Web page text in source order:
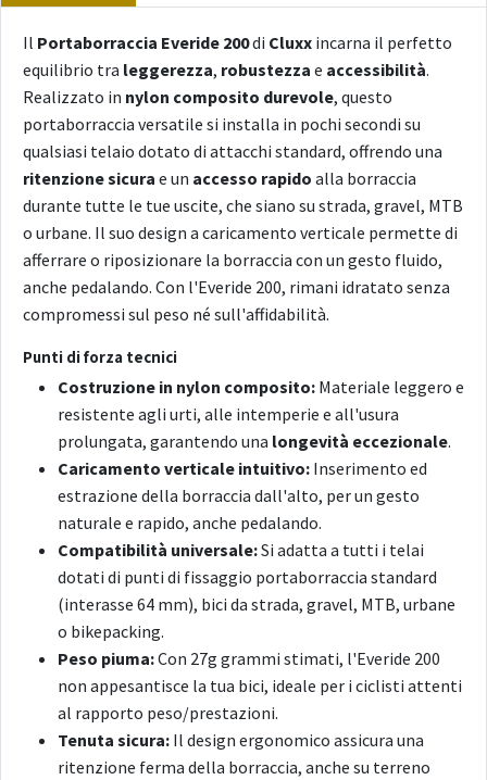
Il Portaborraccia Everide 200di Cluxx incarna il perfetto
equilibrio tra leggerezza, robustezza e accessibilità.
Realizzato in nylon composito durevole, questo
portaborraccia versatile si installa in pochi secondi su
qualsiasi telaio dotato di attacchi standard, offrendo una
ritenzione sicura e un accesso rapido alla borraccia
durante tutte le tue uscite, che siano su strada, gravel, MTB
o urbane. Il suo design a caricamento verticale permette di
afferrare o riposizionare la borraccia con un gesto fluido,
anche pedalando. Con l'Everide 200, rimani idratato senza
compromessi sul peso né sull'affidabilità.
Punti di forza tecnici
Costruzione in nylon composito: Materiale leggero e
resistente agli urti, alle intemperie e all'usura
prolungata, garantendo una longevità eccezionale.
Caricamento verticale intuitivo: Inserimento ed
estrazione della borraccia dall'alto, per un gesto
naturale e rapido, anche pedalando.
Compatibilità universale:Si adatta a tutti i telai
dotati di punti di fissaggio portaborraccia standard
(interasse 64 mm), bici da strada, gravel, MTB, urbane
o bikepacking.
Peso piuma:Con 27g grammi stimati, l'Everide 200
non appesantisce la tua bici, ideale per i ciclisti attenti
al rapporto peso/prestazioni.
Tenuta sicura: Il design ergonomico assicura una
ritenzione ferma della borraccia, anche su terreno